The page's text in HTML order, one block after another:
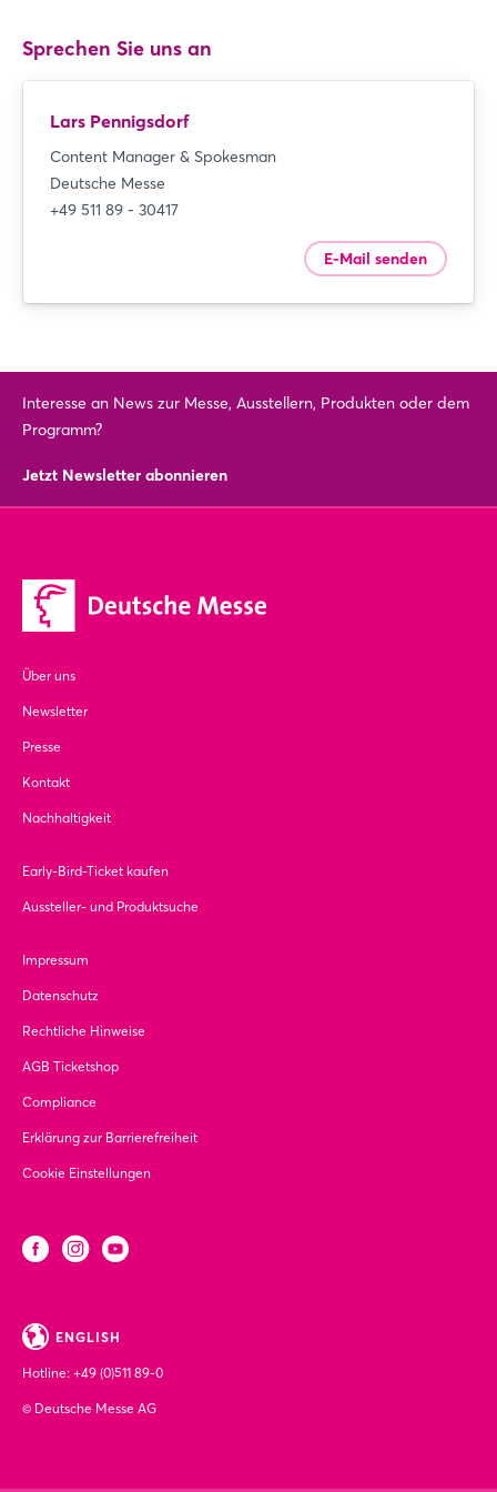
Sprechen Sie uns an
Lars Pennigsdorf
Content Manager & Spokesman
Deutsche Messe
+49 511 89 - 30417
E-Mail senden
Interesse an News zur Messe, Ausstellern, Produkten oder dem
Programm?
Jetzt Newsletter abonnieren
Über uns
Newsletter
Presse
Kontakt
Nachhaltigkeit
Early-Bird-Ticket kaufen
Aussteller- und Produktsuche
Impressum
Datenschutz
Rechtliche Hinweise
AGB Ticketshop
Compliance
Erklärung zur Barrierefreiheit
Cookie Einstellungen
ENGLISH
Hotline: +49 (0)511 89-0
© Deutsche Messe AG